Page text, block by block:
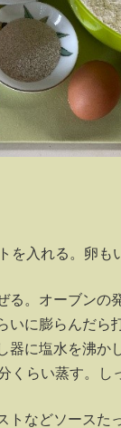
を入れる。卵も
る。オーブン
いに膨らんだ
器に塩水を沸か
くらい蒸す。
などソースた